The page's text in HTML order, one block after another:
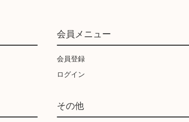
会員メニュー
会員登録
ログイン
その他